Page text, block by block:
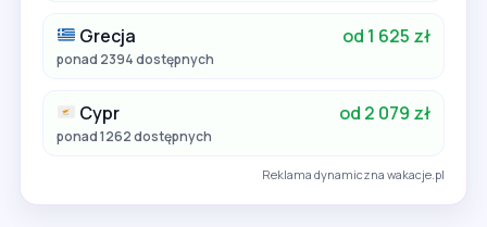
Grecja od 1 625 zł
ponad 2394 dostępnych
Cypr od 2 079 zł
ponad 1262 dostępnych
Reklama dynamiczna wakacje.pl